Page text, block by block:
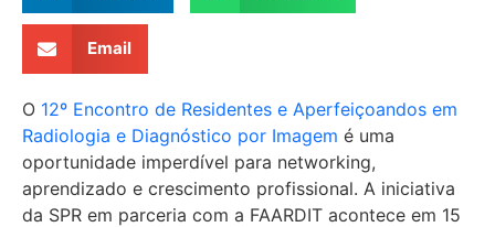
Email
O 12º Encontro de Residentes e Aperfeiçoandos em
Radiologia e Diagnóstico por Imagem é uma
oportunidade imperdível para networking,
aprendizado e crescimento profissional. A iniciativa
da SPR em parceria com a FAARDIT acontece em 15